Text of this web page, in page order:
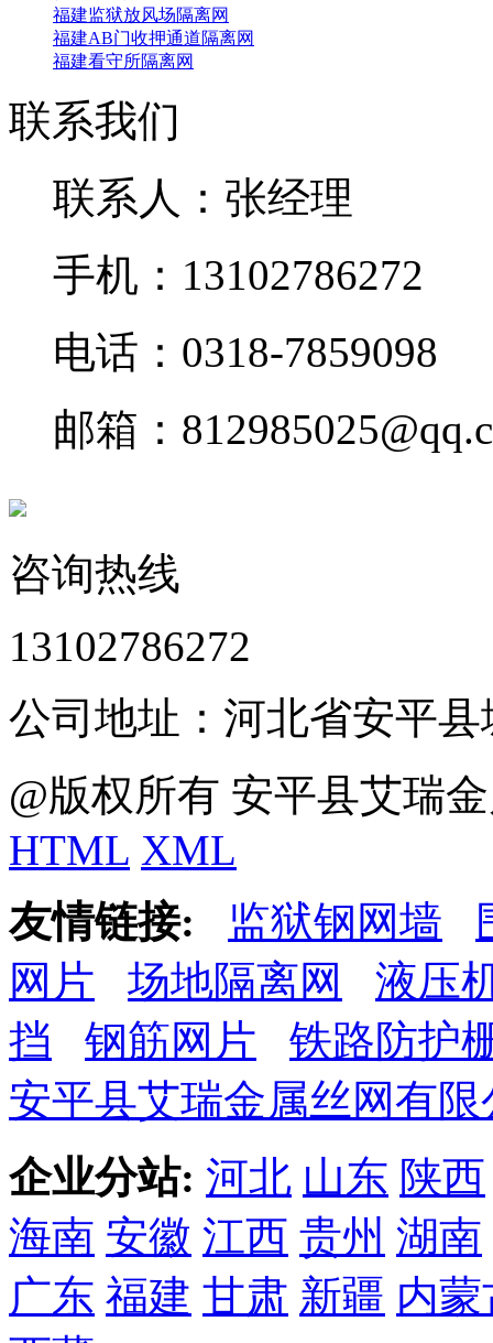
福建监狱放风场隔离网
福建AB门收押通道隔离网
福建看守所隔离网
联系我们
联系人：张经理
手机：13102786272
电话：0318-7859098
邮箱：
咨询热线
13102786272
公司地址：河北省安平
@版权所有 安平县艾瑞
HTML XML
友情链接:
监狱钢网墙
网片
场地隔离网
液压
挡
钢筋网片
铁路防护
安平县艾瑞金属丝网有限
企业分站: 河北 山东 陕西
海南 安徽 江西 贵州 湖南
广东 福建 甘肃 新疆 内蒙